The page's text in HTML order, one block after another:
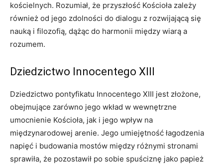
kościelnych. Rozumiał, że przyszłość Kościoła zależy
również od jego zdolności do dialogu z rozwijającą się
nauką i filozofią, dążąc do harmonii między wiarą a
rozumem.
Dziedzictwo Innocentego XIII
Dziedzictwo pontyfikatu Innocentego XIII jest złożone,
obejmujące zarówno jego wkład w wewnętrzne
umocnienie Kościoła, jak i jego wpływ na
międzynarodowej arenie. Jego umiejętność łagodzenia
napięć i budowania mostów między różnymi stronami
sprawiła, że pozostawił po sobie spuściznę jako papież